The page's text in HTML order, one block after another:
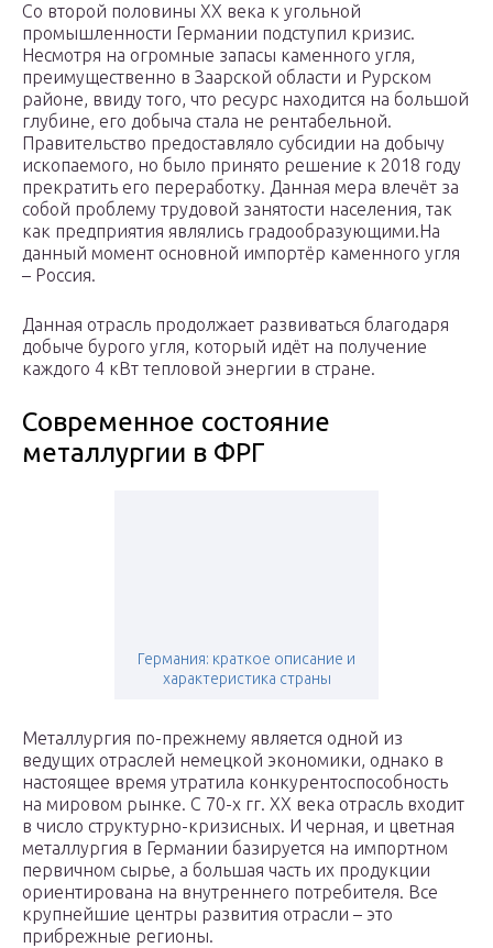
Со второй половины XX века к угольной
промышленности Германии подступил кризис.
Несмотря на огромные запасы каменного угля,
преимущественно в Заарской области и Рурском
районе, ввиду того, что ресурс находится на большой
глубине, его добыча стала не рентабельной.
Правительство предоставляло субсидии на добычу
ископаемого, но было принято решение к 2018 году
прекратить его переработку. Данная мера влечёт за
собой проблему трудовой занятости населения, так
как предприятия являлись градообразующими.На
данный момент основной импортёр каменного угля
– Россия.
Данная отрасль продолжает развиваться благодаря
добыче бурого угля, который идёт на получение
каждого 4 кВт тепловой энергии в стране.
Современное состояние
металлургии в ФРГ
Германия: краткое описание и
характеристика страны
Металлургия по-прежнему является одной из
ведущих отраслей немецкой экономики, однако в
настоящее время утратила конкурентоспособность
на мировом рынке. С 70-х гг. XX века отрасль входит
в число структурно-кризисных. И черная, и цветная
металлургия в Германии базируется на импортном
первичном сырье, а большая часть их продукции
ориентирована на внутреннего потребителя. Все
крупнейшие центры развития отрасли – это
прибрежные регионы.